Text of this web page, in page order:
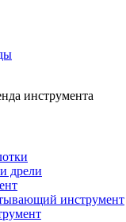
инструмента
дрели
инструмент